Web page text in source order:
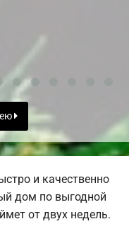
и качественно
дом по выгодной
от двух недель.